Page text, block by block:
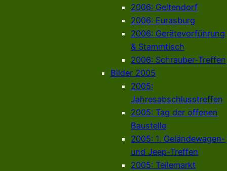
2006: Geltendorf
2006: Eurasburg
2006: Gerätevorführung
& Stammtisch
2006: Schrauber-Treffen
Bilder 2005
2005:
Jahresabschlusstreffen
2005: Tag der offenen
Baustelle
2005: 1. Geländewagen-
und Jeep-Treffen
2005: Teilemarkt